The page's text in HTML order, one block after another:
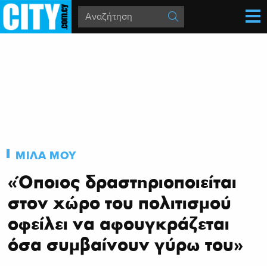
ΜΙΛΑ ΜΟΥ
«Όποιος δραστηριοποιείται
στον χώρο του πολιτισμού
οφείλει να αφουγκράζεται
όσα συμβαίνουν γύρω του»